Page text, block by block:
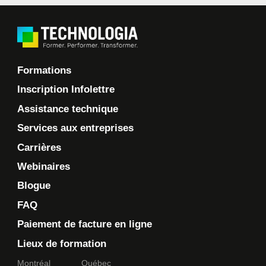
Formations
Inscription Infolettre
Assistance technique
Services aux entreprises
Carrières
Webinaires
Blogue
FAQ
Paiement de facture en ligne
Lieux de formation
Montréal Québec